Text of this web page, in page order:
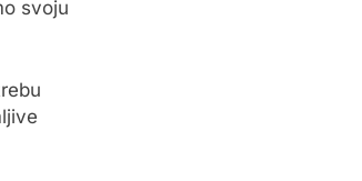
svoju